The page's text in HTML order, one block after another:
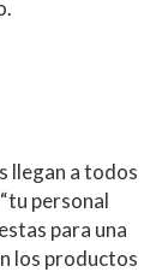
llegan a todos
personal
para una
los productos